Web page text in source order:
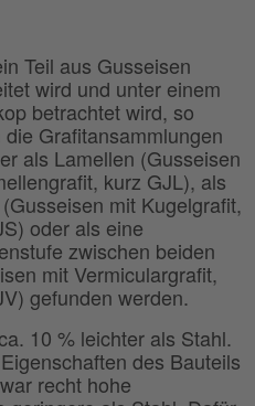
Teil aus Gusseisen
wird und unter einem
betrachtet wird, so
die Grafitansammlungen
als Lamellen (Gusseisen
kurz GJL), als
mit Kugelgrafit,
oder als eine
zwischen beiden
mit Vermiculargrafit,
gefunden werden.
10 % leichter als Stahl.
des Bauteils
recht hohe